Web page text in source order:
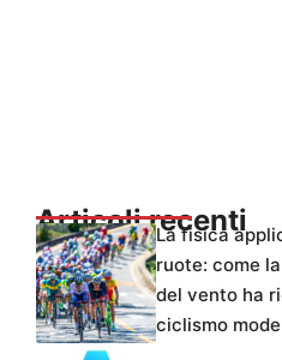
Articoli recenti
La fisica
ruote: come
del vento ha
ciclismo